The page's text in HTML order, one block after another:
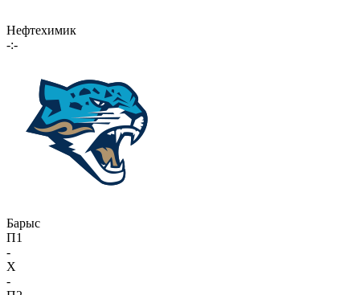
Нефтехимик
-:-
Барыс
П1
-
X
-